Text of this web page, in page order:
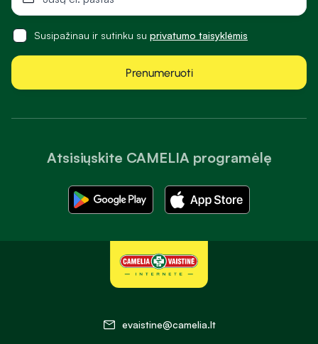
Atsisiųskite CAMELIA programėlę
Susipažinau ir sutinku su privatumo taisyklėmis
Prenumeruoti
evaistine@camelia.lt